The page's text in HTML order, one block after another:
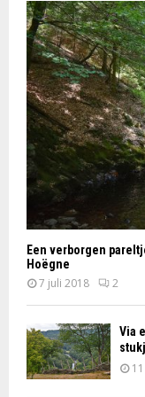
Een verborgen
Hoëgne
7 juli 2018 2
Via